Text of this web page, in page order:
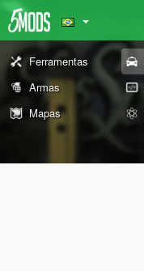
Ferramentas
Armas
Mapas